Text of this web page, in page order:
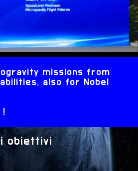
missions from
also for Nobel
!
obiettivi